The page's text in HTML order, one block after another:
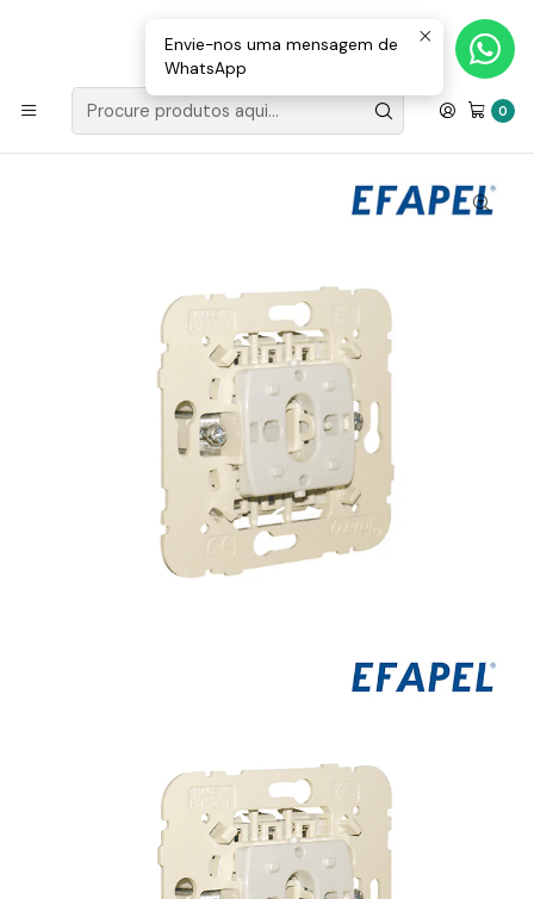
0
Loja Valongo: 220 150 143 (chamada para a rede fixa nacional) «»
E-mail: geral@movenergy.pt
Início MATERIAL ELÉTRICO
Inversor De Grupo
Envie-nos uma mensagem de
WhatsApp